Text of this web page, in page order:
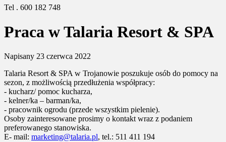
Tel . 600 182 748
Praca w Talaria Resort & SPA
Napisany 23 czerwca 2022
Talaria Resort & SPA w Trojanowie poszukuje osób do pomocy na
sezon, z możliwością przedłużenia współpracy:
- kucharz/ pomoc kucharza,
- kelner/ka – barman/ka,
- pracownik ogrodu (przede wszystkim pielenie).
Osoby zainteresowane prosimy o kontakt wraz z podaniem
preferowanego stanowiska.
E- mail: marketing@talaria.pl, tel.: 511 411 194